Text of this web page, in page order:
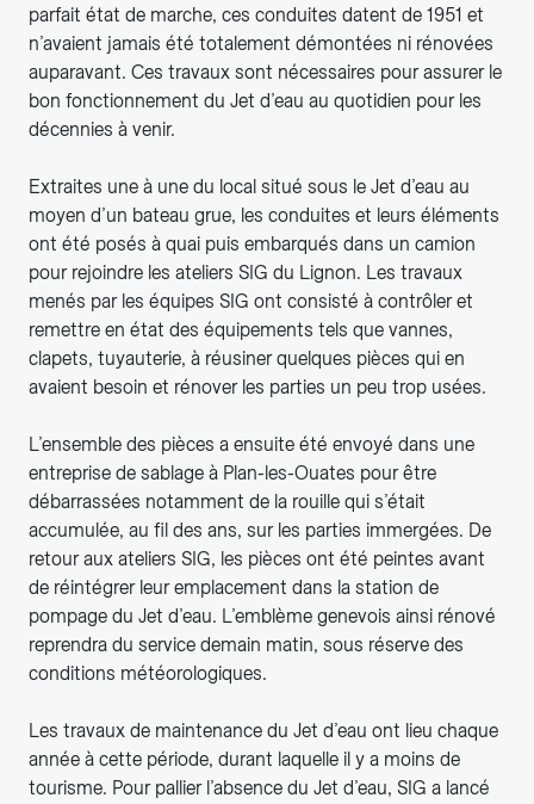
parfait état de marche, ces conduites datent de 1951 et
n’avaient jamais été totalement démontées ni rénovées
auparavant. Ces travaux sont nécessaires pour assurer le
bon fonctionnement du Jet d’eau au quotidien pour les
décennies à venir.
Extraites une à une du local situé sous le Jet d’eau au
moyen d’un bateau grue, les conduites et leurs éléments
ont été posés à quai puis embarqués dans un camion
pour rejoindre les ateliers SIG du Lignon. Les travaux
menés par les équipes SIG ont consisté à contrôler et
remettre en état des équipements tels que vannes,
clapets, tuyauterie, à réusiner quelques pièces qui en
avaient besoin et rénover les parties un peu trop usées.
L’ensemble des pièces a ensuite été envoyé dans une
entreprise de sablage à Plan-les-Ouates pour être
débarrassées notamment de la rouille qui s’était
accumulée, au fil des ans, sur les parties immergées. De
retour aux ateliers SIG, les pièces ont été peintes avant
de réintégrer leur emplacement dans la station de
pompage du Jet d’eau. L’emblème genevois ainsi rénové
reprendra du service demain matin, sous réserve des
conditions météorologiques.
Les travaux de maintenance du Jet d’eau ont lieu chaque
année à cette période, durant laquelle il y a moins de
tourisme. Pour pallier l’absence du Jet d’eau, SIG a lancé